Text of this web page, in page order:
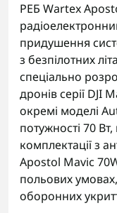
РЕБ Wartex
придушення
з безпілотних
спеціально
дронів серії DJI
окремі моделі
потужності 70
комплектації з
Apostol Mavic
польових умовах,
оборонних